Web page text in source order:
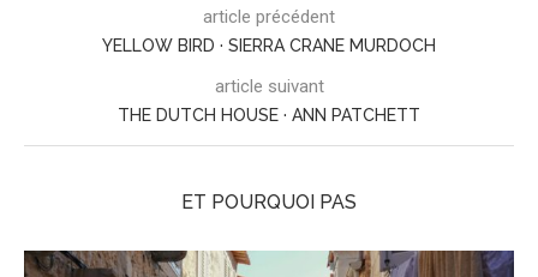
article précédent
YELLOW BIRD · SIERRA CRANE MURDOCH
article suivant
THE DUTCH HOUSE · ANN PATCHETT
ET POURQUOI PAS